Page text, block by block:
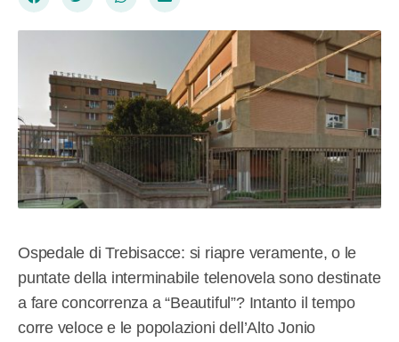
Ospedale di Trebisacce: si riapre veramente, o le
puntate della interminabile telenovela sono destinate
a fare concorrenza a “Beautiful”? Intanto il tempo
corre veloce e le popolazioni dell’Alto Jonio